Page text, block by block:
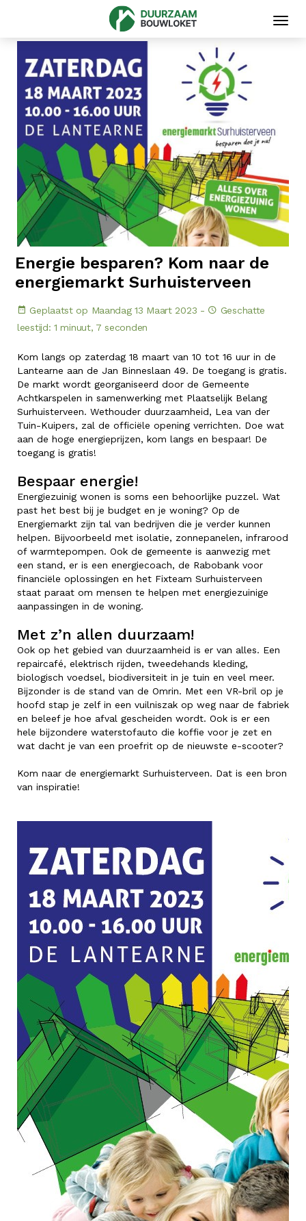
Energie besparen? Kom naar de
energiemarkt Surhuisterveen
Geplaatst op Maandag 13 Maart 2023 -
Geschatte
leestijd: 1 minuut, 7 seconden
Kom langs op zaterdag 18 maart van 10 tot 16 uur in de
Lantearne aan de Jan Binneslaan 49. De toegang is gratis.
De markt wordt georganiseerd door de Gemeente
Achtkarspelen in samenwerking met Plaatselijk Belang
Surhuisterveen. Wethouder duurzaamheid, Lea van der
Tuin-Kuipers, zal de officiële opening verrichten. Doe wat
aan de hoge energieprijzen, kom langs en bespaar! De
toegang is gratis!
Bespaar energie!
Energiezuinig wonen is soms een behoorlijke puzzel. Wat
past het best bij je budget en je woning? Op de
Energiemarkt zijn tal van bedrijven die je verder kunnen
helpen. Bijvoorbeeld met isolatie, zonnepanelen, infrarood
of warmtepompen. Ook de gemeente is aanwezig met
een stand, er is een energiecoach, de Rabobank voor
financiële oplossingen en het Fixteam Surhuisterveen
staat paraat om mensen te helpen met energiezuinige
aanpassingen in de woning.
Met z’n allen duurzaam!
Ook op het gebied van duurzaamheid is er van alles. Een
repaircafé, elektrisch rijden, tweedehands kleding,
biologisch voedsel, biodiversiteit in je tuin en veel meer.
Bijzonder is de stand van de Omrin. Met een VR-bril op je
hoofd stap je zelf in een vuilniszak op weg naar de fabriek
en beleef je hoe afval gescheiden wordt. Ook is er een
hele bijzondere waterstofauto die koffie voor je zet en
wat dacht je van een proefrit op de nieuwste e-scooter?
Kom naar de energiemarkt Surhuisterveen. Dat is een bron
van inspiratie!